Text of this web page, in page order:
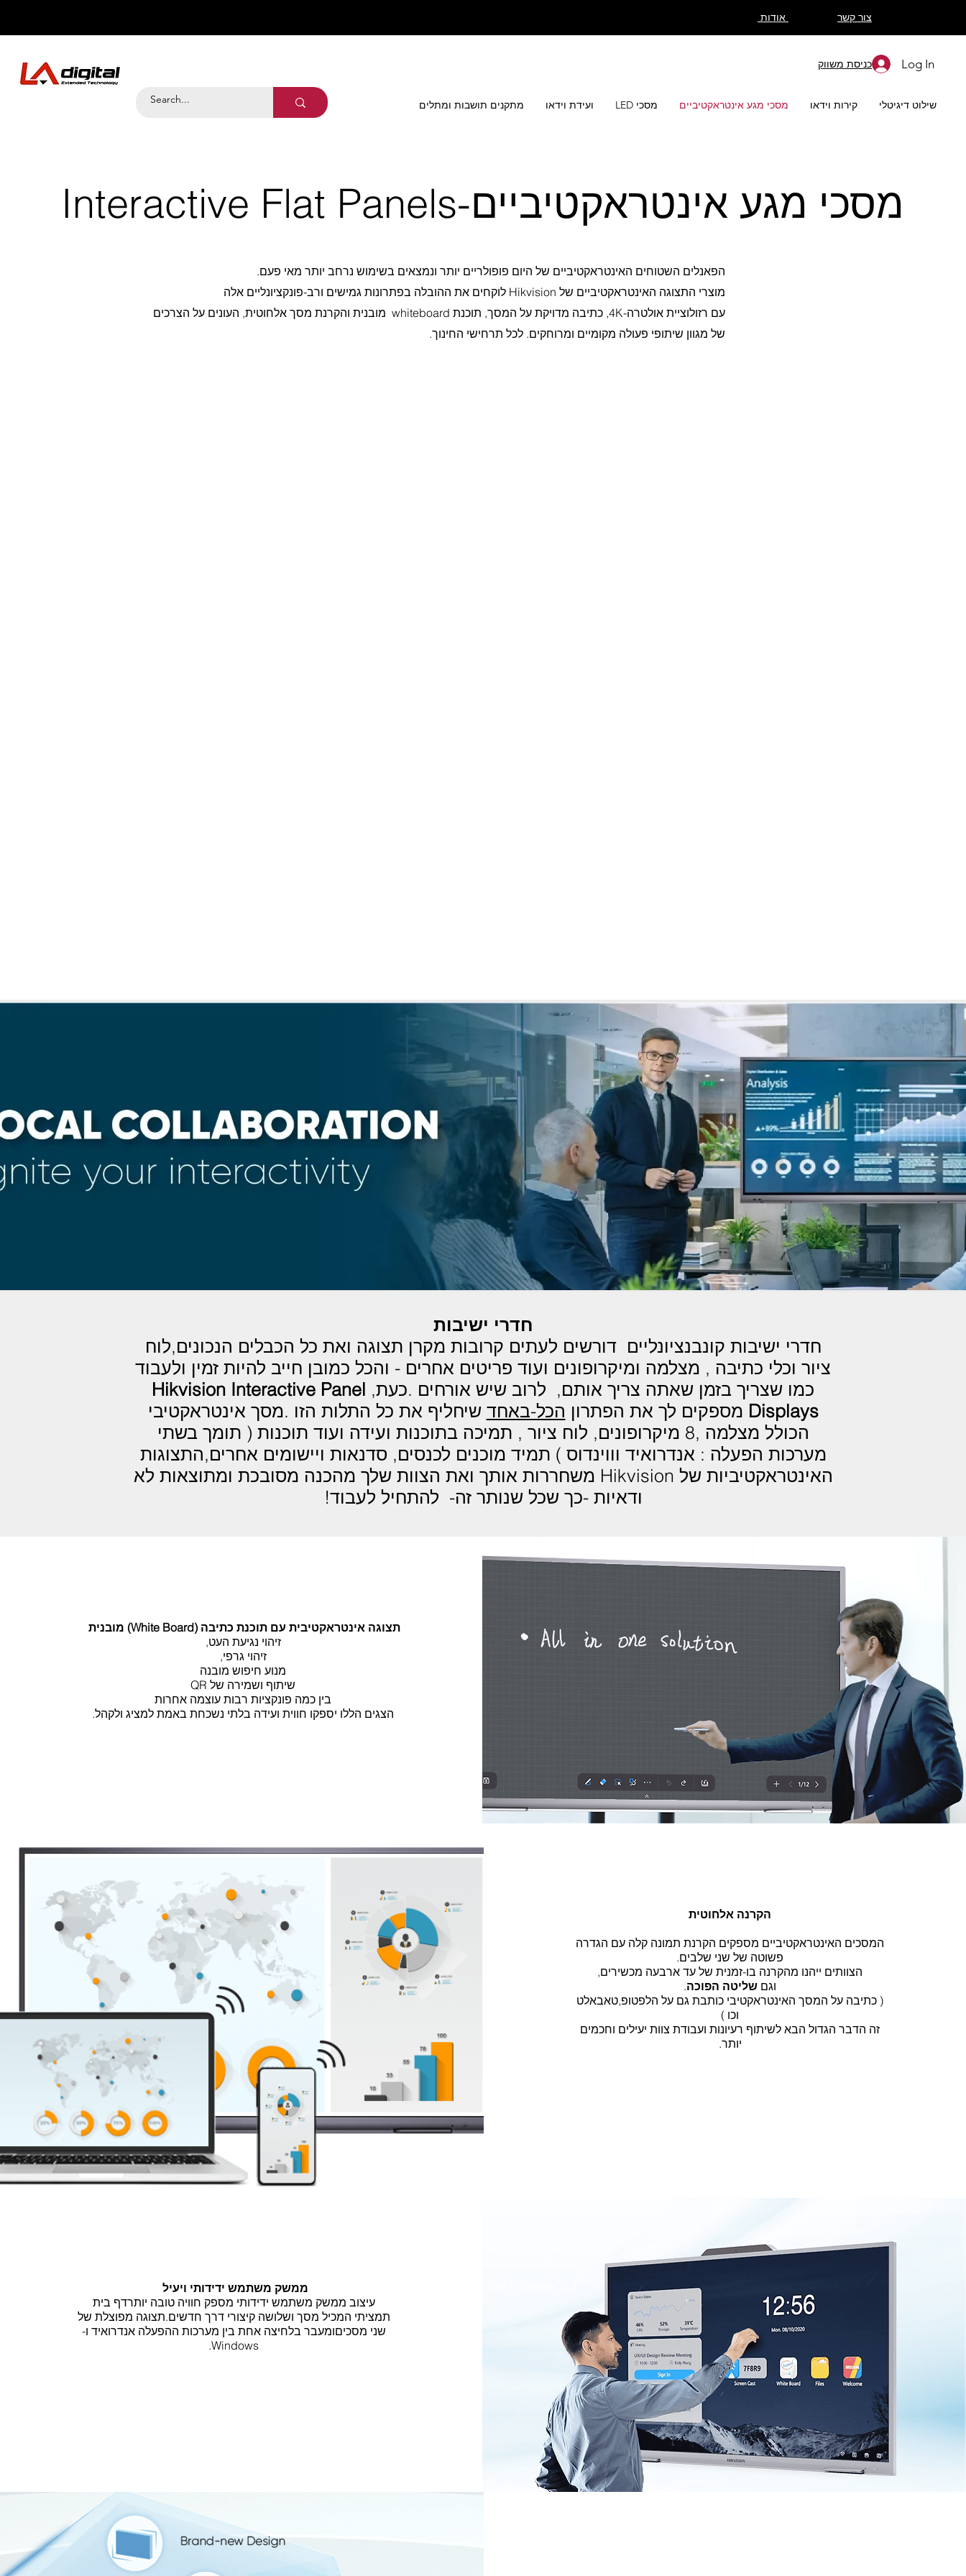
צור קשר
Log In כניסת משווק
שילוט דיגיטלי קירות וידאו מסכי מגע אינטראקטיביים מסכי LED ועידת וידאו מתקנים תושבות ומתלים
מסכי מגע אינטראקטיביים-Interactive Flat Panels
הפאנלים השטוחים האינטראקטיביים של היום פופולריים יותר ונמצאים בשימוש נרחב יותר מאי פעם.
מוצרי התצוגה האינטראקטיביים של Hikvision לוקחים את ההובלה בפתרונות גמישים ורב-פונקציונליים אלה
עם רזולוציית אולטרה-4K, כתיבה מדויקת על המסך, תוכנת whiteboard מובנית והקרנת מסך אלחוטית, העונים על הצרכים
של מגוון שיתופי פעולה מקומיים ומרוחקים. לכל תרחישי החינוך.
חדרי ישיבות
חדרי ישיבות קונבנציונליים דורשים לעתים קרובות מקרן תצוגה ואת כל הכבלים הנכונים,לוח
ציור וכלי כתיבה , מצלמה ומיקרופונים ועוד פריטים אחרים - והכל כמובן חייב להיות זמין ולעבוד
כמו שצריך בזמן שאתה צריך אותם, לרוב שיש אורחים .כעת, Hikvision Interactive Panel
Displays מספקים לך את הפתרון הכל-באחד שיחליף את כל התלות הזו .מסך אינטראקטיבי
הכולל מצלמה ,8 מיקרופונים, לוח ציור , תמיכה בתוכנות ועידה ועוד תוכנות ( תומך בשתי
מערכות הפעלה : אנדרואיד וווינדוס ) תמיד מוכנים לכנסים, סדנאות ויישומים אחרים,התצוגות
האינטראקטיביות של Hikvision משחררות אותך ואת הצוות שלך מהכנה מסובכת ומתוצאות לא
ודאיות -כך שכל שנותר זה- להתחיל לעבוד!
תצוגה אינטראקטיבית עם תוכנת כתיבה (White Board) מובנית
זיהוי נגיעת העט,
זיהוי גרפי,
מנוע חיפוש מובנה
שיתוף ושמירה של QR
בין כמה פונקציות רבות עוצמה אחרות
הצגים הללו יספקו חווית ועידה בלתי נשכחת באמת למציג ולקהל.
הקרנה אלחוטית
המסכים האינטראקטיביים מספקים הקרנת תמונה קלה עם הגדרה
פשוטה של שני שלבים.
הצוותים ייהנו מהקרנה בו-זמנית של עד ארבעה מכשירים,
וגם שליטה הפוכה.
( כתיבה על המסך האינטראקטיבי כותבת גם על הלפטופ,טאבאלט
וכו )
זה הדבר הגדול הבא לשיתוף רעיונות ועבודת צוות יעילים וחכמים
יותר.
ממשק משתמש ידידותי ויעיל
עיצוב ממשק משתמש ידידותי מספק חוויה טובה יותרדף בית
תמציתי המכיל מסך ושלושה קיצורי דרך חדשים.תצוגה מפוצלת של
שני מסכיםומעבר בלחיצה אחת בין מערכות ההפעלה אנדרואיד ו-
Windows.